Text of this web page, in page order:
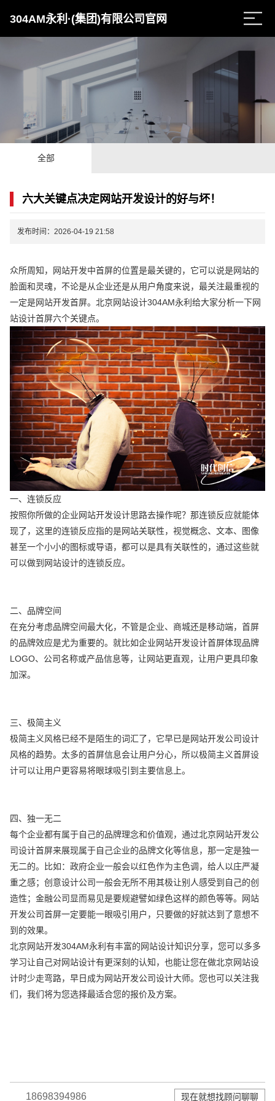
304AM永利·(集团)有限公司官网
全部
六大关键点决定网站开发设计的好与坏！
发布时间：2026-04-19 21:58
众所周知，网站开发中首屏的位置是最关键的，它可以说是网站的
脸面和灵魂，不论是从企业还是从用户角度来说，最关注最重视的
一定是网站开发首屏。北京网站设计304AM永利给大家分析一下网
站设计首屏六个关键点。
一、连锁反应
按照你所做的企业网站开发设计思路去操作呢？那连锁反应就能体
现了，这里的连锁反应指的是网站关联性，视觉概念、文本、图像
甚至一个小小的图标或导语，都可以是具有关联性的，通过这些就
可以做到网站设计的连锁反应。
二、品牌空间
在充分考虑品牌空间最大化，不管是企业、商城还是移动端，首屏
的品牌效应是尤为重要的。就比如企业网站开发设计首屏体现品牌
LOGO、公司名称或产品信息等，让网站更直观，让用户更具印象
加深。
三、极简主义
极简主义风格已经不是陌生的词汇了，它早已是网站开发公司设计
风格的趋势。太多的首屏信息会让用户分心，所以极简主义首屏设
计可以让用户更容易将眼球吸引到主要信息上。
四、独一无二
每个企业都有属于自己的品牌理念和价值观，通过北京网站开发公
司设计首屏来展现属于自己企业的品牌文化等信息，那一定是独一
无二的。比如：政府企业一般会以红色作为主色调，给人以庄严凝
重之感；创意设计公司一般会无所不用其极让别人感受到自己的创
造性；金融公司显而易见是要规避譬如绿色这样的颜色等等。网站
开发公司首屏一定要能一眼吸引用户，只要做的好就达到了意想不
到的效果。
北京网站开发304AM永利有丰富的网站设计知识分享，您可以多多
学习让自己对网站设计有更深刻的认知，也能让您在做北京网站设
计时少走弯路，早日成为网站开发公司设计大师。您也可以关注我
们，我们将为您选择最适合您的报价及方案。
18698394986 现在就想找顾问聊聊